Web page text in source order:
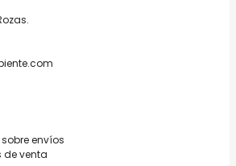
envíos
de venta